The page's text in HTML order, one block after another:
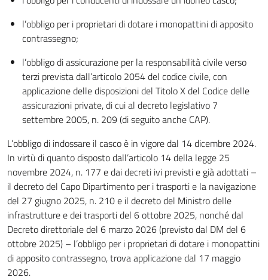
l’obbligo per i proprietari di dotare i monopattini di apposito
contrassegno;
l’obbligo di assicurazione per la responsabilità civile verso
terzi prevista dall’articolo 2054 del codice civile, con
applicazione delle disposizioni del Titolo X del Codice delle
assicurazioni private, di cui al decreto legislativo 7
settembre 2005, n. 209 (di seguito anche CAP).
L’obbligo di indossare il casco è in vigore dal 14 dicembre 2024.
In virtù di quanto disposto dall’articolo 14 della legge 25
novembre 2024, n. 177 e dai decreti ivi previsti e già adottati –
il decreto del Capo Dipartimento per i trasporti e la navigazione
del 27 giugno 2025, n. 210 e il decreto del Ministro delle
infrastrutture e dei trasporti del 6 ottobre 2025, nonché dal
Decreto direttoriale del 6 marzo 2026 (previsto dal DM del 6
ottobre 2025) – l’obbligo per i proprietari di dotare i monopattini
di apposito contrassegno, trova applicazione dal 17 maggio
2026.